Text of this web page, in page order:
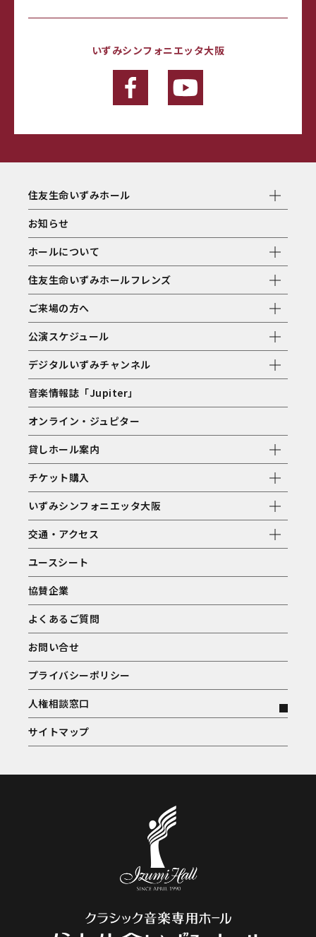
いずみシンフォニエッタ大阪
住友生命いずみホール
お知らせ
ホールについて
住友生命いずみホールフレンズ
ご来場の方へ
公演スケジュール
デジタルいずみチャンネル
音楽情報誌「Jupiter」
オンライン・ジュピター
貸しホール案内
チケット購入
いずみシンフォニエッタ大阪
交通・アクセス
ユースシート
協賛企業
よくあるご質問
お問い合せ
プライバシーポリシー
人権相談窓口
サイトマップ